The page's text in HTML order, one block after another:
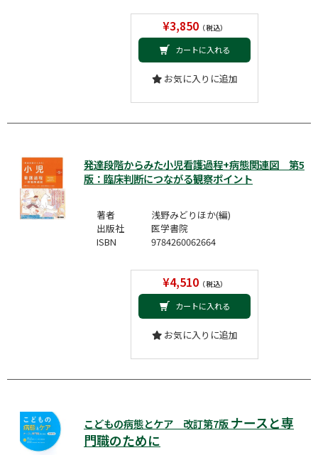
¥3,850（税込）
カートに入れる
お気に入りに追加
発達段階からみた小児看護過程+病態関連図 第5
版：臨床判断につながる観察ポイント
著者
浅野みどりほか(編)
出版社
医学書院
ISBN
9784260062664
¥4,510（税込）
カートに入れる
お気に入りに追加
こどもの病態とケア 改訂第7版ナースと専
門職のために